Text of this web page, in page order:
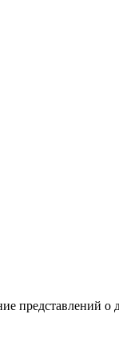
представлений о